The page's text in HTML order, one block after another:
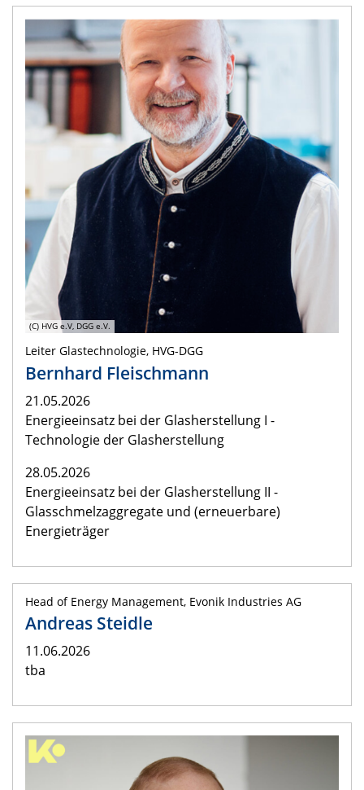
(C) HVG e.V, DGG e.V.
Leiter Glastechnologie, HVG-DGG
Bernhard Fleischmann
21.05.2026
Energieeinsatz bei der Glasherstellung I -
Technologie der Glasherstellung
28.05.2026
Energieeinsatz bei der Glasherstellung II -
Glasschmelzaggregate und (erneuerbare)
Energieträger
Head of Energy Management, Evonik Industries AG
Andreas Steidle
11.06.2026
tba